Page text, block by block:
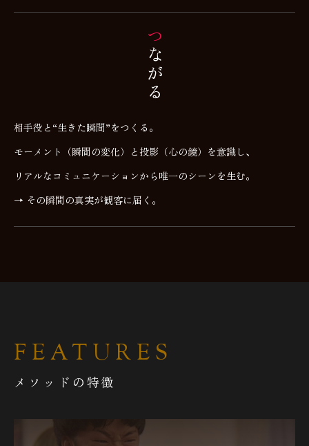
つ
な
が
る
相手役と“生きた瞬間”をつくる。
モーメント（瞬間の変化）と投影（心の鏡）を意識し、
リアルなコミュニケーションから唯一のシーンを生む。
→ その瞬間の真実が観客に届く。
FEATURES
メソッドの特徴